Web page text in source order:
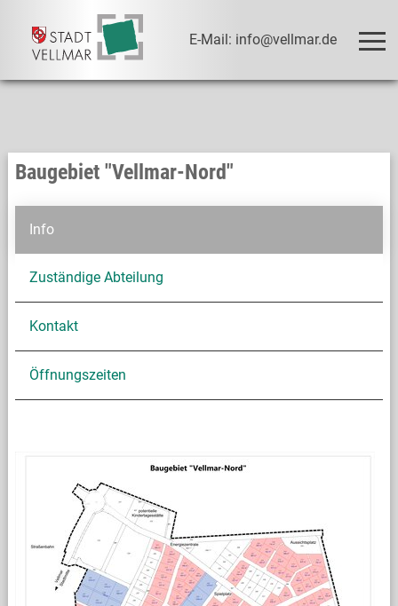
E-Mail: info@vellmar.de
Baugebiet "Vellmar-Nord"
Info
Zuständige Abteilung
Kontakt
Öffnungszeiten